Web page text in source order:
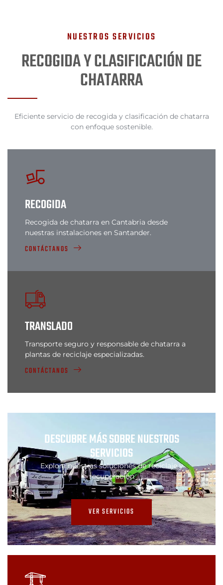
NUESTROS SERVICIOS
RECOGIDA Y CLASIFICACIÓN DE
CHATARRA
Eficiente servicio de recogida y clasificación de chatarra
con enfoque sostenible.
RECOGIDA
Recogida de chatarra en Cantabria desde
nuestras instalaciones en Santander.
CONTÁCTANOS
TRANSLADO
Transporte seguro y responsable de chatarra a
plantas de reciclaje especializadas.
CONTÁCTANOS
DESCUBRE MÁS SOBRE NUESTROS
SERVICIOS
Explora nuestras soluciones de reciclaje y
recuperación
VER SERVICIOS